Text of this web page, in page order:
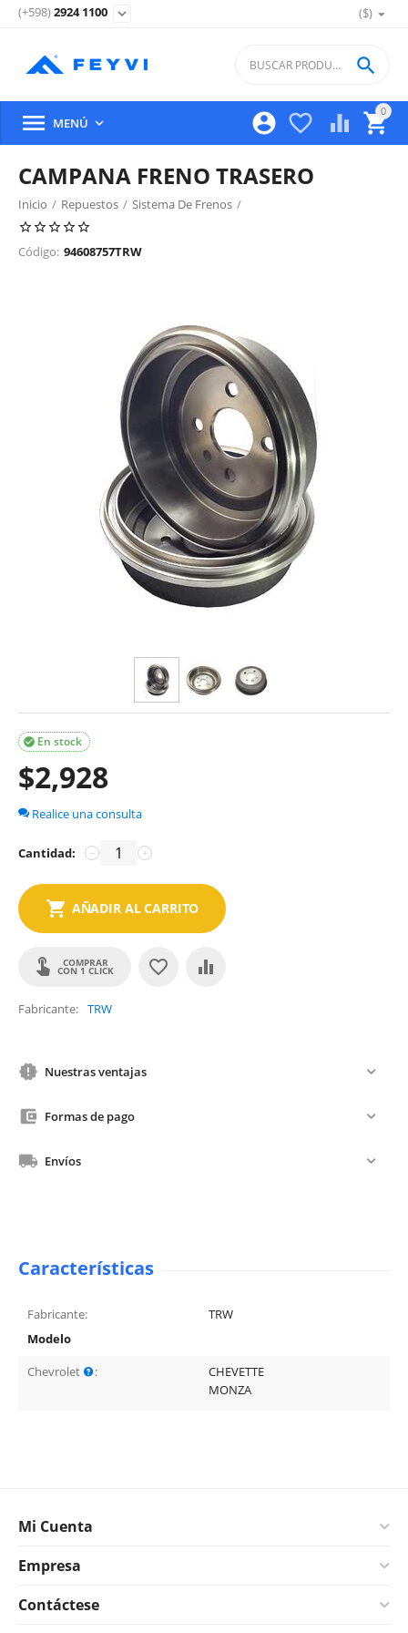
($)
(+598)2924 1100 expand_more
0

 


 MENÚ 
CAMPANA FRENO TRASERO
Inicio / Repuestos / Sistema De Frenos /
Freno Trasero, Discos, Campanas Y Partes
Código: 94608757TRW
En stock

$2,928
Realice una consulta
Cantidad: +
−
AÑADIR AL CARRITO
COMPRAR
CON 1 CLICK
Fabricante TRW
Nuestras ventajas
Formas de pago
Envíos
Características
Fabricante:
TRW
Modelo
Chevrolet
:
CHEVETTE
MONZA
Mi Cuenta
Empresa
Contáctese